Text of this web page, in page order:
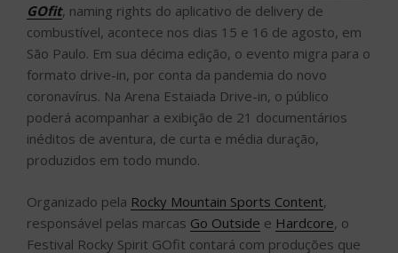
GOfit, naming rights do aplicativo de delivery de
combustível, acontece nos dias 15 e 16 de agosto, em
São Paulo. Em sua décima edição, o evento migra para o
formato drive-in, por conta da pandemia do novo
coronavírus. Na Arena Estaiada Drive-in, o público
poderá acompanhar a exibição de 21 documentários
inéditos de aventura, de curta e média duração,
produzidos em todo mundo.
Organizado pela Rocky Mountain Sports Content,
responsável pelas marcas Go Outside e Hardcore, o
Festival Rocky Spirit GOfit contará com produções que